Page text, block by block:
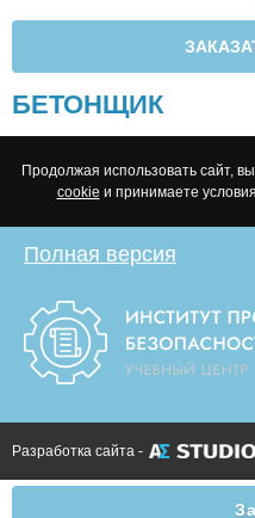
БЕТОНЩИК
Продолжая использовать сайт,
cookie и принимаете условия
Полная версия
Разработка сайта -